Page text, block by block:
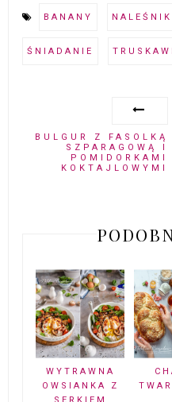
BANANY NALEŚNIKI
ŚNIADANIE
BULGUR Z FASOLKĄ
SZPARAGOWĄ I
POMIDORKAMI
KOKTAJLOWYMI
WYTRAWNA
OWSIANKA Z